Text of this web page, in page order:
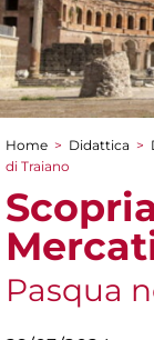
Tu sei qui
Home > Didattica >
di Traiano
Pasqua